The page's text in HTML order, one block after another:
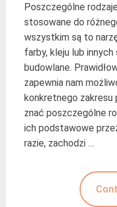
Poszczególne
stosowane do
wszystkim są to
farby, kleju lub
budowlane.
zapewnia nam
konkretnego
znać poszczególne
ich podstawowe
razie, zachodzi …